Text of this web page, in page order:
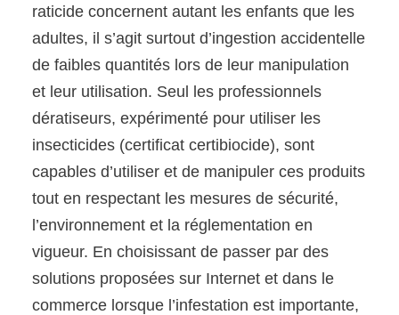
raticide concernent autant les enfants que les
adultes, il s’agit surtout d’ingestion accidentelle
de faibles quantités lors de leur manipulation
et leur utilisation. Seul les professionnels
dératiseurs, expérimenté pour utiliser les
insecticides (certificat certibiocide), sont
capables d’utiliser et de manipuler ces produits
tout en respectant les mesures de sécurité,
l’environnement et la réglementation en
vigueur. En choisissant de passer par des
solutions proposées sur Internet et dans le
commerce lorsque l’infestation est importante,